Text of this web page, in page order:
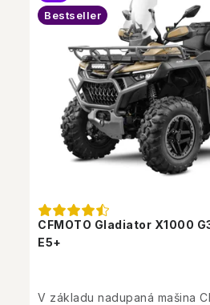
CFMOTO Gladiator X1000
E5+
Bestseller
V základu nadupaná mašina